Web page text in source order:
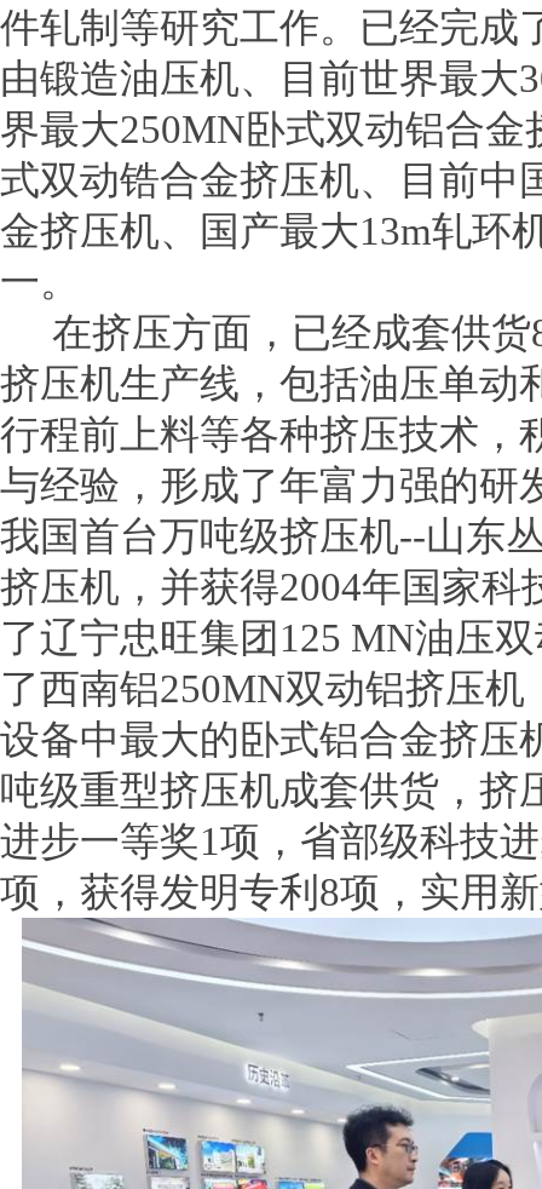
件轧制等研究工作。已经完成
由锻造油压机、目前世界最大
界最大250MN卧式双动铝合
式双动锆合金挤压机、目前中
金挤压机、国产最大13m轧环
一。
在挤压方面，已经成套供
挤压机生产线，包括油压单动
行程前上料等各种挤压技术，
与经验，形成了年富力强的研
我国首台万吨级挤压机--山东
挤压机，并获得2004年国家科
了辽宁忠旺集团125 MN油压
了西南铝250MN双动铝挤压
设备中最大的卧式铝合金挤压
吨级重型挤压机成套供货，挤
进步一等奖1项，省部级科技
项，获得发明专利8项，实用